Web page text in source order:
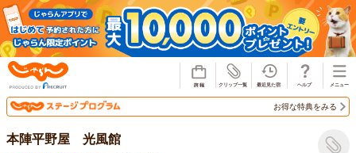
お得な特典をみる
本陣平野屋 光風館